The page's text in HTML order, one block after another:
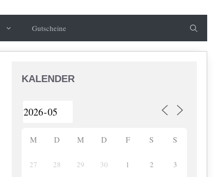
Gutscheine
KALENDER
M D M D F S S
27 28 29 30 1 2 3